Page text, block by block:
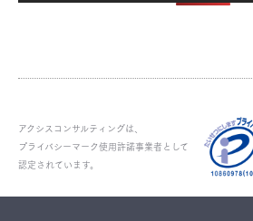
アクシスコンサルティングは、
プライバシーマーク使用許諾事業者として
認定されています。